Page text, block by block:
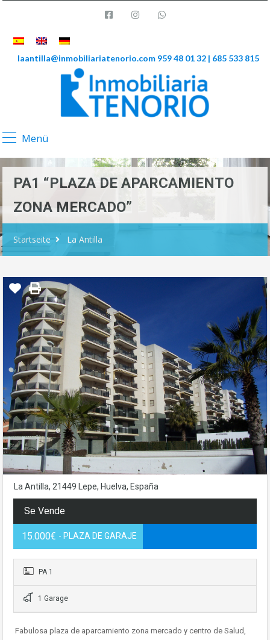
laantilla@inmobiliariatenorio.com 959 48 01 32 | 685 533 815
Menü
PA1 “PLAZA DE APARCAMIENTO
ZONA MERCADO”
Startseite La Antilla
La Antilla, 21449 Lepe, Huelva, España
Se Vende
15.000€ - PLAZA DE GARAJE
PA 1
1 Garage
Fabulosa plaza de aparcamiento zona mercado y centro de Salud,